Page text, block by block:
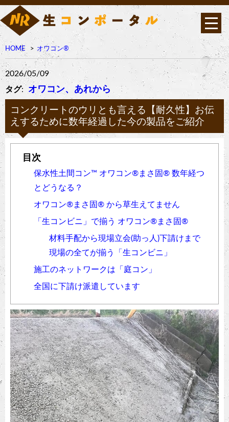
HOME オワコン®︎
2026/05/09
タグ: オワコン、あれから
コンクリートのウリとも言える【耐久性】お伝
えするために数年経過した今の製品をご紹介
保水性土間コン™︎ オワコン®︎まさ固®︎ 数年経つ
とどうなる？
オワコン®︎まさ固®︎ から草生えてません
「生コンビニ」で揃う オワコン®︎まさ固®︎
材料手配から現場立会(助っ人)下請けまで
現場の全てが揃う
「生コンビニ」
施工のネットワークは「庭コン」
全国に下請け派遣しています